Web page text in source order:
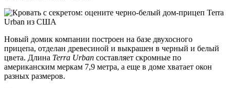
Новый домик компании построен на базе двухосного
прицепа, отделан древесиной и выкрашен в черный и белый
цвета. Длина Terra Urban составляет скромные по
американским меркам 7,9 метра, а еще в доме хватает окон
разных размеров.